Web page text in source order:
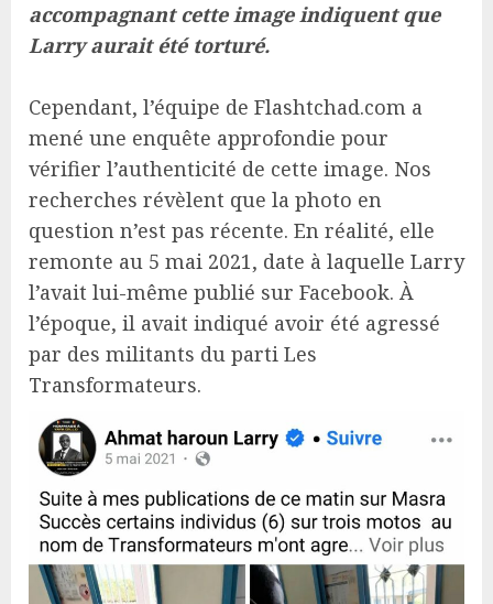
accompagnant cette image indiquent que
Larry aurait été torturé.
Cependant, l’équipe de Flashtchad.com a
mené une enquête approfondie pour
vérifier l’authenticité de cette image. Nos
recherches révèlent que la photo en
question n’est pas récente. En réalité, elle
remonte au 5 mai 2021, date à laquelle Larry
l’avait lui-même publié sur Facebook. À
l’époque, il avait indiqué avoir été agressé
par des militants du parti Les
Transformateurs.